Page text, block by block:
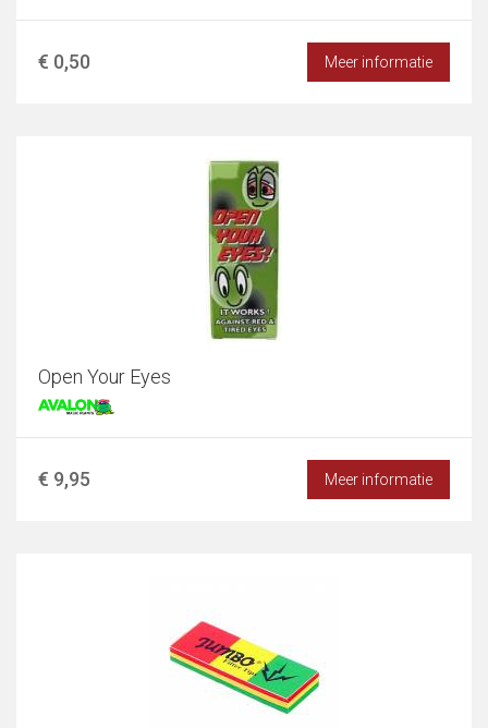
€ 0,50 Meer informatie
Open Your Eyes
€ 9,95 Meer informatie